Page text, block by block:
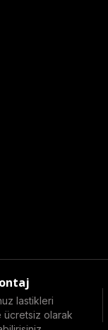
lastikleri
ücretsiz olarak